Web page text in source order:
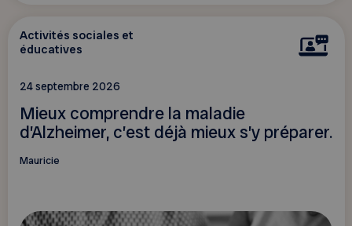
Activités sociales et
éducatives
24 septembre 2026
Mieux comprendre la maladie
d’Alzheimer, c’est déjà mieux s’y préparer.
Mauricie